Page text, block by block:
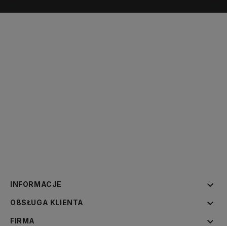
INFORMACJE 
OBSŁUGA KLIENTA 
FIRMA 